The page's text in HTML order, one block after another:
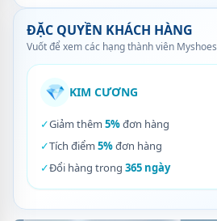
ĐẶC QUYỀN KHÁCH HÀNG
Vuốt để xem các hạng thành viên Myshoes
💎 KIM CƯƠNG
✓Giảm thêm 5%đơn hàng
✓Tích điểm 5%đơn hàng
✓Đổi hàng trong 365 ngày